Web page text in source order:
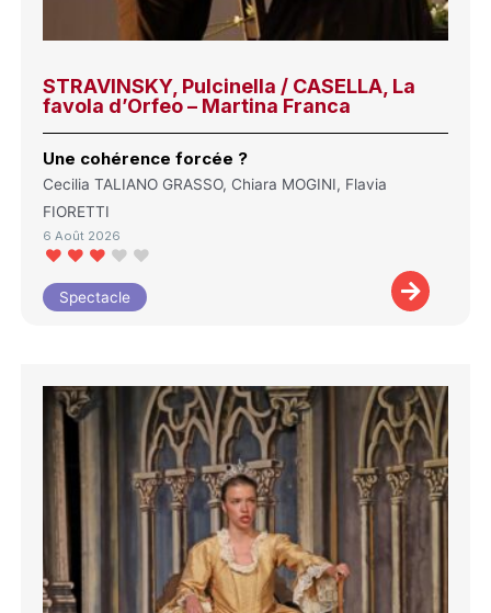
STRAVINSKY, Pulcinella / CASELLA, La
favola d’Orfeo – Martina Franca
Une cohérence forcée ?
Cecilia TALIANO GRASSO, Chiara MOGINI, Flavia
FIORETTI
6 Août 2026
Spectacle